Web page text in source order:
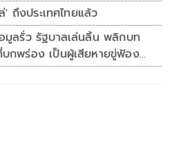
' ถึงประเทศไทยแล้ว
ลรั่ว รัฐบาลเล่นลิ้น พลิกบท
กพร่อง เป็นผู้เสียหายขู่ฟ้อง
งมาพูด